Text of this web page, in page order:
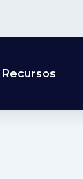
Recursos